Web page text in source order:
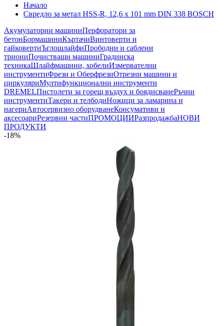
Начало
Свредло за метал HSS-R, 12,6 x 101 mm DIN 338 BOSCH
Акумулаторни машиниПерфоратори за
бетонБормашиниКъртачиВинтоверти и
гайковертиЪглошлайфиПрободни и саблени
триониПочистващи машиниГрадинска
техникаШлайфмашини, хобелиИзмервателни
инструментиФрези и ОберфрезиОтрезни машини и
циркуляриМултифункционални инструменти
DREMELПистолети за горещ въздух и боядисванеРъчни
инструментиТакери и телбодиНожици за ламарина и
нагериАвтосервизно оборудванеКонсумативи и
аксесоариРезервни частиПРОМОЦИИРазпродажбаНОВИ
ПРОДУКТИ
-18%